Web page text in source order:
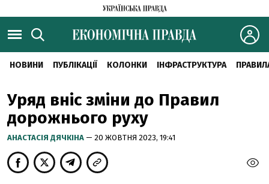
НОВИНИ ПУБЛІКАЦІЇ КОЛОНКИ ІНФРАСТРУКТУРА
Уряд вніс зміни до Правил
дорожнього руху
АНАСТАСІЯ ДЯЧКІНА — 20 ЖОВТНЯ 2023, 19:41